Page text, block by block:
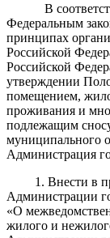
В
Федеральным
принципах
Российской
Российской
утверждении
помещением,
проживания и
подлежащим
муниципального
Администрация
1. Внести в
Администрации
«О
жилого и